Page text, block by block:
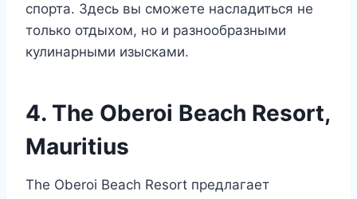
спорта. Здесь вы сможете насладиться не
только отдыхом, но и разнообразными
кулинарными изысками.
4. The Oberoi Beach Resort,
Mauritius
The Oberoi Beach Resort предлагает